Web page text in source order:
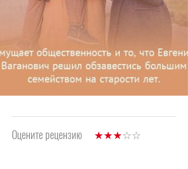
Оцените рецензию